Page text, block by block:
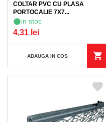
COLTAR PVC CU PLASA
PORTOCALIE 7X7...
in stoc
4,31 lei
ADAUGA IN COS